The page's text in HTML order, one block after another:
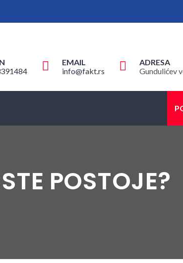
EMAIL
info@fakt.rs
ADRESA
Gundulićev
POSTOJE?